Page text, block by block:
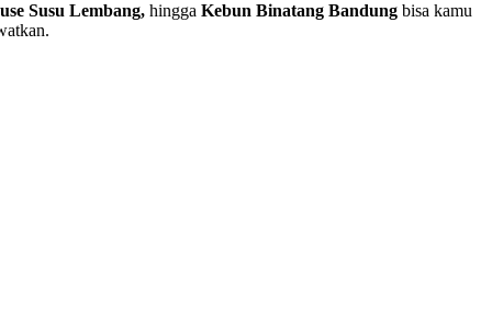
Susu Lembang, hingga Kebun Binatang Bandung bisa kamu